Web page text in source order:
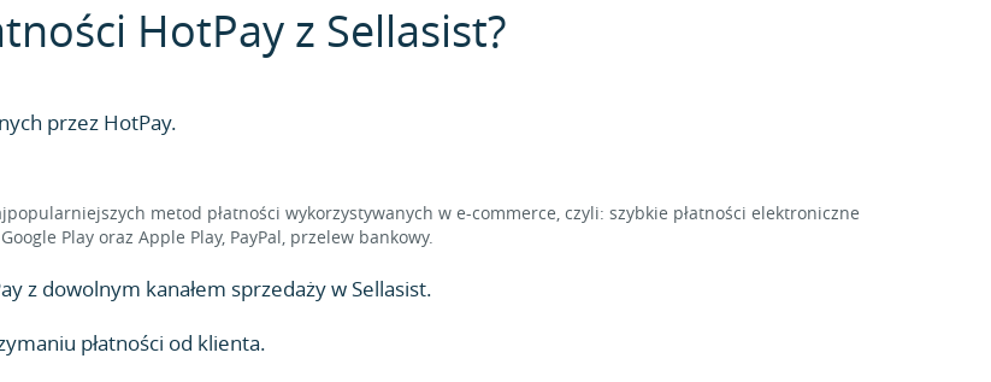
HotPay z Sellasist?
przez HotPay.
metod płatności wykorzystywanych w e-commerce, czyli: szybkie płatności elektroniczne
Play oraz Apple Play, PayPal, przelew bankowy.
z dowolnym kanałem sprzedaży w Sellasist.
płatności od klienta.